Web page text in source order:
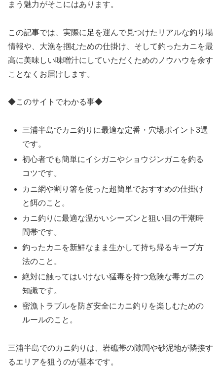
まう魅力がそこにはあります。
この記事では、実際に足を運んで見つけたリアルな釣り場
情報や、大漁を掴むための仕掛け、そして釣ったカニを最
高に美味しい味噌汁にしていただくためのノウハウを余す
ことなくお届けします。
◆このサイトでわかる事◆
三浦半島でカニ釣りに最適な定番・穴場ポイント3選
です。
初心者でも簡単にイシガニやショウジンガニを釣る
コツです。
カニ網や割り箸を使った超簡単でおすすめの仕掛け
と餌のこと。
カニ釣りに最適な温かいシーズンと狙い目の干潮時
間帯です。
釣ったカニを新鮮なまま生かして持ち帰るキープ方
法のこと。
絶対に触ってはいけない猛毒を持つ危険な毒ガニの
知識です。
密漁トラブルを防ぎ安全にカニ釣りを楽しむための
ルールのこと。
三浦半島でのカニ釣りは、岩礁帯の隙間や砂泥地が隣接す
るエリアを狙うのが基本です。